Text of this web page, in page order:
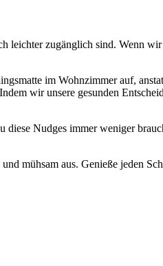
leichter zugänglich sind. Wenn
im Wohnzimmer auf,
wir unsere gesunden
diese Nudges immer weniger
mühsam aus. Genieße jeden